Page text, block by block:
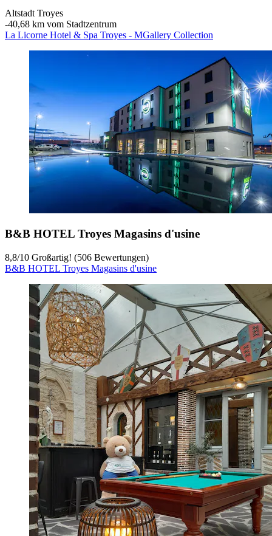
Altstadt Troyes
‐40,68 km vom Stadtzentrum
La Licorne Hotel & Spa Troyes - MGallery Collection
B&B HOTEL Troyes Magasins d'usine
8,8/10 Großartig! (506 Bewertungen)
B&B HOTEL Troyes Magasins d'usine